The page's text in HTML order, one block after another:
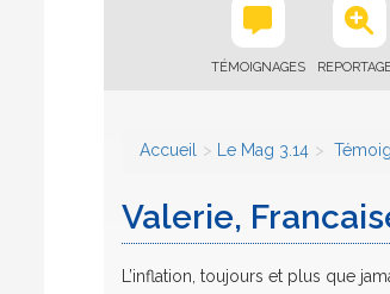
TÉMOIGNAGES
Accueil Le Mag 3.14
Valerie,
L’inflation, toujours et plus que